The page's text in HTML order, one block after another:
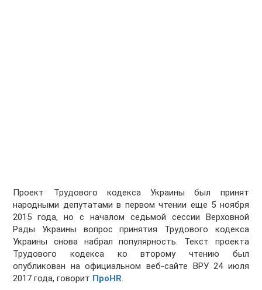
Проект Трудового кодекса Украины был принят
народными депутатами в первом чтении еще 5 ноября
2015 года, но с началом седьмой сессии Верховной
Рады Украины вопрос принятия Трудового кодекса
Украины снова набрал популярность. Текст проекта
Трудового кодекса ко второму чтению был
опубликован на официальном веб-сайте ВРУ 24 июля
2017 года, говорит ПроНR.